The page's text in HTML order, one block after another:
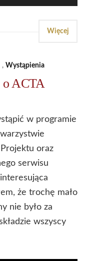
Więcej
, Wystąpienia
o ACTA
w programie
oraz
serwisu
że trochę mało
nie było za
wszyscy